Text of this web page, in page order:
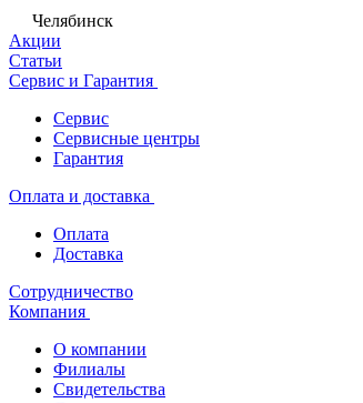
Челябинск
Акции
Статьи
Сервис и Гарантия
Сервис
Сервисные центры
Гарантия
Оплата и доставка
Оплата
Доставка
Сотрудничество
Компания
О компании
Филиалы
Свидетельства